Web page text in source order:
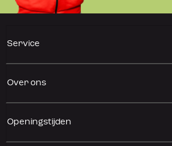
Service
Over ons
Openingstijden